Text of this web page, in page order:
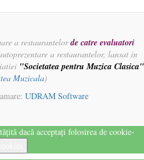
a restaurantelorde catre evaluatori
a restaurantelor, lansat in
"Societatea pentru Muzica Clasica"
Muzicala)
UDRAM Software
dacă acceptați folosirea de cookie-